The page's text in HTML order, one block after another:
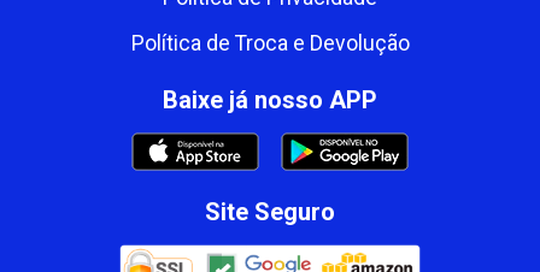
Política de Troca e Devolução
Baixe já nosso APP
Site Seguro